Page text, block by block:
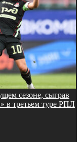
сезоне, сыграв
в третьем туре РПЛ